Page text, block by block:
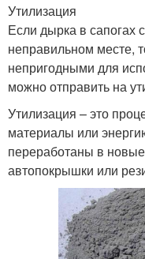
Утилизация
Если дырка в сапогах
неправильном месте,
непригодными для
можно отправить на
Утилизация – это
материалы или
переработаны в
автопокрышки или